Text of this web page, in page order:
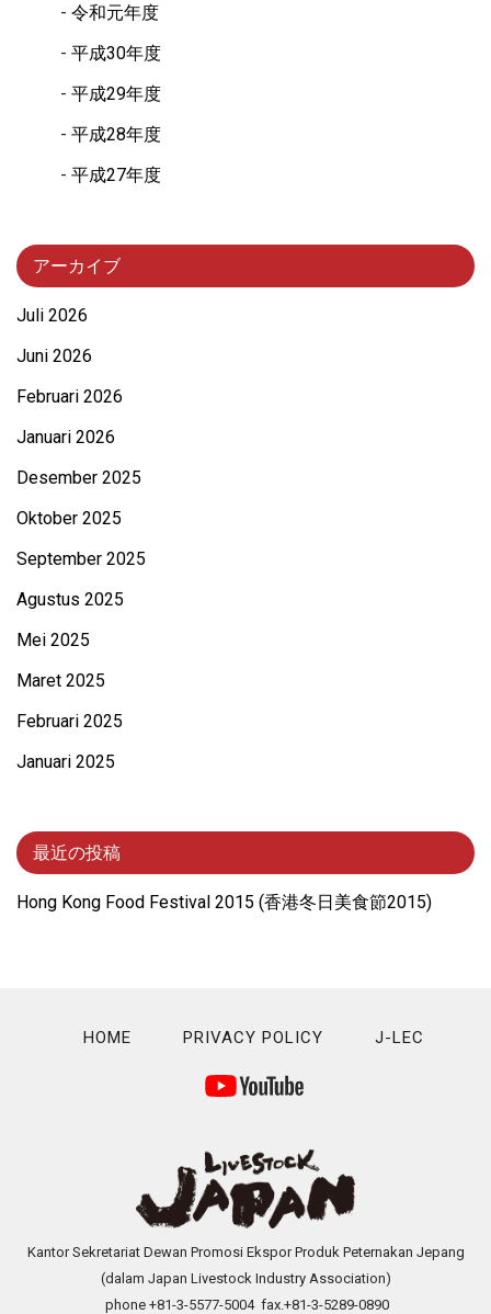
令和元年度
平成30年度
平成29年度
平成28年度
平成27年度
アーカイブ
Juli 2026
Juni 2026
Februari 2026
Januari 2026
Desember 2025
Oktober 2025
September 2025
Agustus 2025
Mei 2025
Maret 2025
Februari 2025
Januari 2025
最近の投稿
Hong Kong Food Festival 2015 (⾹港冬⽇美⾷節2015)
HOME PRIVACY POLICY J-LEC
Kantor Sekretariat Dewan Promosi Ekspor Produk Peternakan Jepang
(dalam Japan Livestock Industry Association)
phone +81-3-5577-5004 fax.+81-3-5289-0890